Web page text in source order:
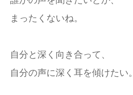
まったくないね。
自分と深く向き合って、
自分の声に深く耳を傾けたい。